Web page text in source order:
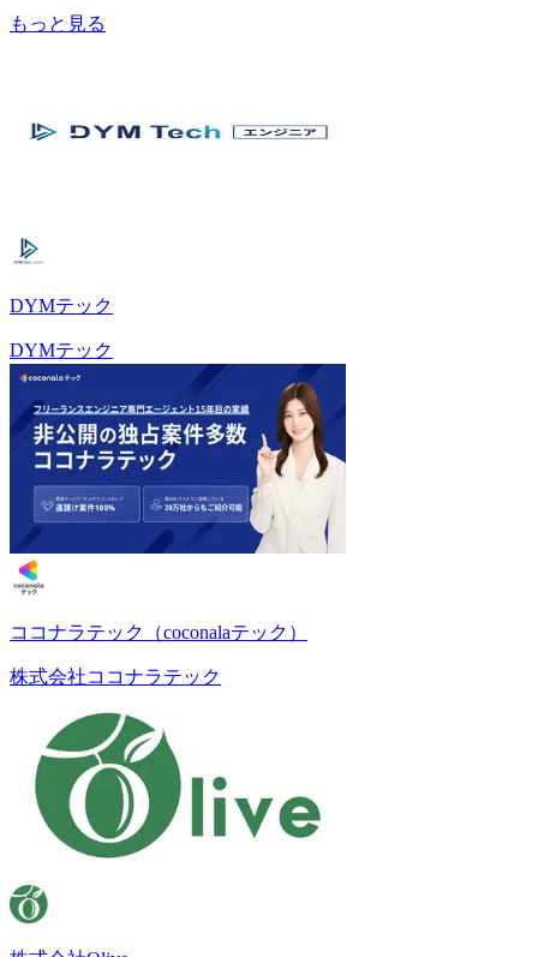
もっと見る
DYMテック
DYMテック
ココナラテック（coconalaテック）
株式会社ココナラテック